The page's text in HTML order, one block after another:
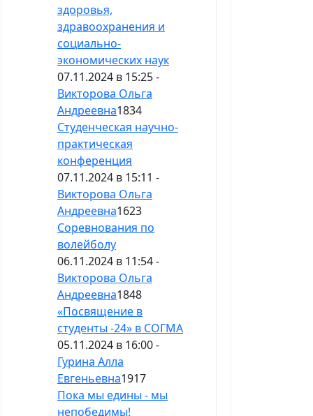
здоровья,
здравоохранения и
социально-
экономических наук
07.11.2024 в 15:25 -
Викторова Ольга
Андреевна1834
Студенческая научно-
практическая
конференция
07.11.2024 в 15:11 -
Викторова Ольга
Андреевна1623
Соревнования по
волейболу
06.11.2024 в 11:54 -
Викторова Ольга
Андреевна1848
«Посвящение в
студенты -24» в СОГМА
05.11.2024 в 16:00 -
Гурина Алла
Евгеньевна1917
Пока мы едины - мы
непобедимы!